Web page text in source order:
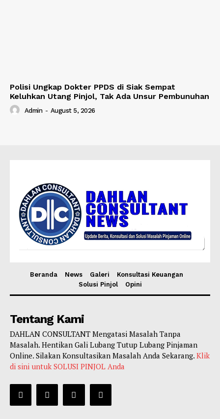
Polisi Ungkap Dokter PPDS di Siak Sempat
Keluhkan Utang Pinjol, Tak Ada Unsur Pembunuhan
Admin - August 5, 2026
Beranda News Galeri
Konsultasi Keuangan
Solusi Pinjol
Opini
Tentang Kami
DAHLAN CONSULTANT Mengatasi Masalah Tanpa
Masalah. Hentikan Gali Lubang Tutup Lubang Pinjaman
Online. Silakan Konsultasikan Masalah Anda Sekarang. Klik
di sini untuk SOLUSI PINJOL Anda